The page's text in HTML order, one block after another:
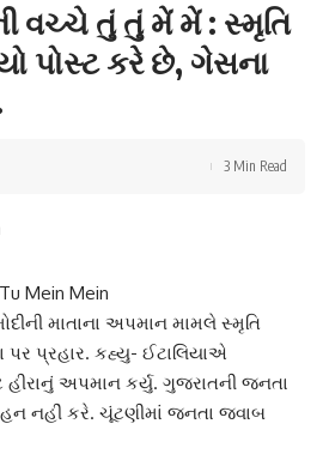
વચ્ચે તું તું મેં મેં : સ્મૃતિ
પોસ્ટ કરે છે, ગેસના
3 Min Read
Mein Mein
માતાના અપમાન મામલે સ્મૃતિ
પર પ્રહાર. કહ્યુ- ઈટાલિયાએ
હીરાનું અપમાન કર્યુ. ગુજરાતની જનતા
નહીં કરે. ચૂંટણીમાં જનતા જવાબ